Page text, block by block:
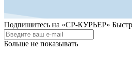
Подпишитесь на «СР-КУРЬЕР»
Больше не показывать